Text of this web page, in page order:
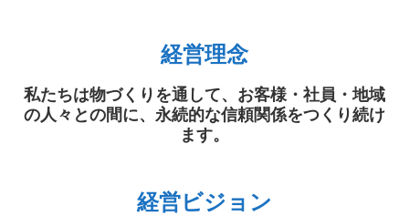
課題解決事例
品質への取り組み
経営理念
私たちは物づくりを通して、お客様・社員・地域
の人々との間に、永続的な信頼関係をつくり続け
ます。
経営ビジョン